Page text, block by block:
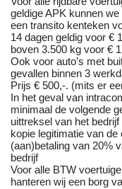
geldige APK kunnen
een transito kenteken
14 dagen geldig voor €
boven 3.500 kg voor €
Ook voor auto’s met
gevallen binnen 3
Prijs € 500,-. (mits er
In het geval van
minimaal de volgende
uittreksel van het
kopie legitimatie van
(aan)betaling van 20%
bedrijf
Voor alle BTW
hanteren wij een borg